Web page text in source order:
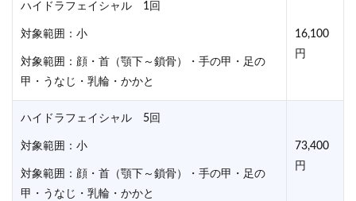
ハイドラフェイシャル 1回
対象範囲：小
対象範囲：顔・首（顎下～鎖骨）・手の甲・足の
甲・うなじ・乳輪・かかと
16,100
円
ハイドラフェイシャル 5回
対象範囲：小
対象範囲：顔・首（顎下～鎖骨）・手の甲・足の
甲・うなじ・乳輪・かかと
73,400
円